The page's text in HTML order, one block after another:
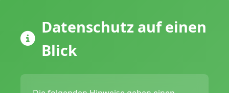
Datenschutz auf einen
Blick